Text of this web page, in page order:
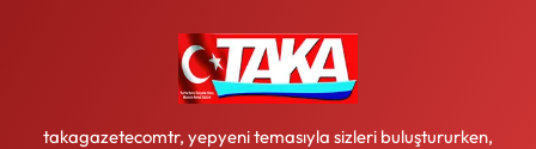
takagazetecomtr, yepyeni temasıyla sizleri buluştururken,